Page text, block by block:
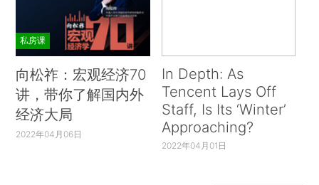
私房课
向松祚：宏观经济70
讲，带你了解国内外
经济大局
2022年04月06日
In Depth: As
Tencent Lays Off
Staff, Is Its ‘Winter’
Approaching?
2022年04月01日